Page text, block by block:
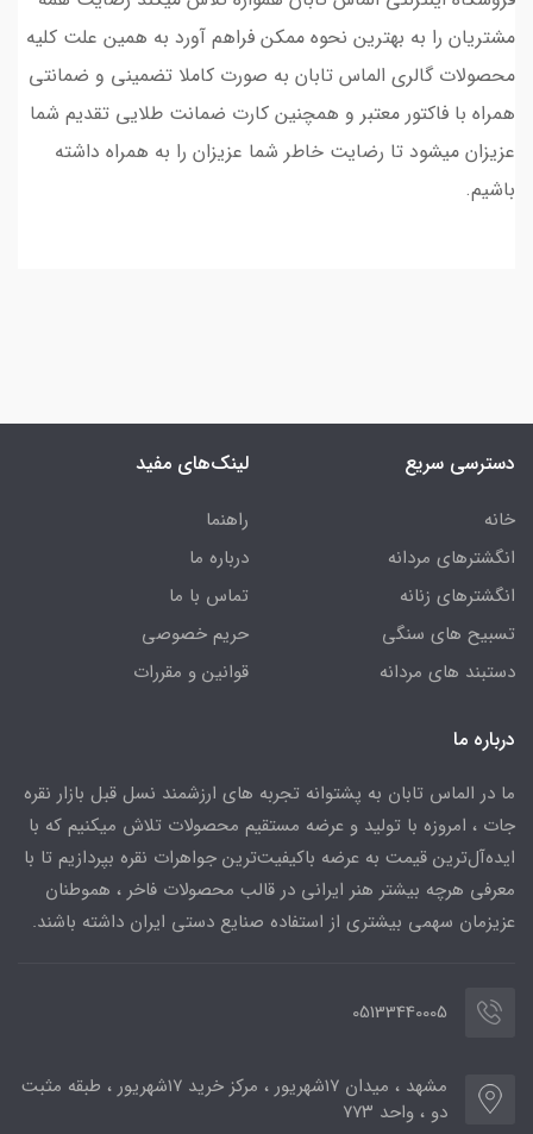
مشتریان را به بهترین نحوه ممکن فراهم آورد به همین علت کلیه
محصولات گالری الماس تابان به صورت کاملا تضمینی و ضمانتی
همراه با فاکتور معتبر و همچنین کارت ضمانت طلایی تقدیم شما
عزیزان میشود تا رضایت خاطر شما عزیزان را به همراه داشته
باشیم.
دسترسی سریع
خانه
انگشترهای مردانه
انگشترهای زنانه
تسبیح های سنگی
دستبند های مردانه
لینک‌های مفید
راهنما
درباره ما
تماس با ما
حریم خصوصی
قوانین و مقررات
درباره ما
ما در الماس تابان به پشتوانه تجربه های ارزشمند نسل قبل بازار نقره
جات ، امروزه با تولید و عرضه مستقیم محصولات تلاش میکنیم که با
ایده‌آل‌ترین قیمت به عرضه باکیفیت‌ترین جواهرات نقره بپردازیم تا با
معرفی هرچه بیشتر هنر ایرانی در قالب محصولات فاخر ، هموطنان
عزیزمان سهمی بیشتری از استفاده صنایع دستی ایران داشته باشند.
05133440005
مشهد ، میدان ۱۷شهریور ، مرکز خرید ۱۷شهریور ، طبقه مثبت
دو ، واحد ۷۷۳